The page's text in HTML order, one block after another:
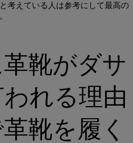
考えている人は参考にして最高の
靴がダサ
れる理由
靴を履く